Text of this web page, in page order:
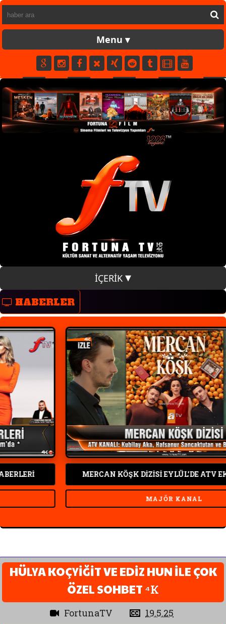
FORTUNATV
YAPIM
FİLM
MÜZİK
SPOR
KÜNYE
İÇERİK
HABERLER
MERCAN KÖŞK DİZİSİ EYLÜL'DE ATV
MAJÖR KANAL
HÜLYA KOÇYİĞİT VE EDİZ HUN İLE ÇOK
ÖZEL SOHBET ⁴к
FortunaTV 19.5.25